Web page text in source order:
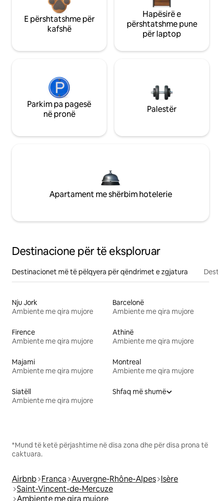
E përshtatshme për
kafshë
Hapësirë e
përshtatshme pune
për laptop
Parkim pa pagesë
në pronë
Palestër
Apartament me shërbim hotelerie
Destinacione për të eksploruar
Destinacionet më të pëlqyera për qëndrimet e zgjatura
Nju Jork
Ambiente me qira mujore
Barcelonë
Ambiente me qira mujore
Firence
Ambiente me qira mujore
Athinë
Ambiente me qira mujore
Majami
Ambiente me qira mujore
Montreal
Ambiente me qira mujore
Siatëll
Ambiente me qira mujore
Shfaq më shumë
*Mund të ketë përjashtime në disa zona dhe për disa prona të
caktuara.
Airbnb Franca Auvergne-Rhône-Alpes Isère
Saint-Vincent-de-Mercuze